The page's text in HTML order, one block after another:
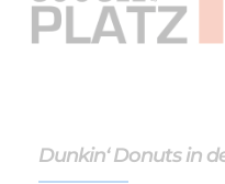
Dunkin‘ Donuts in